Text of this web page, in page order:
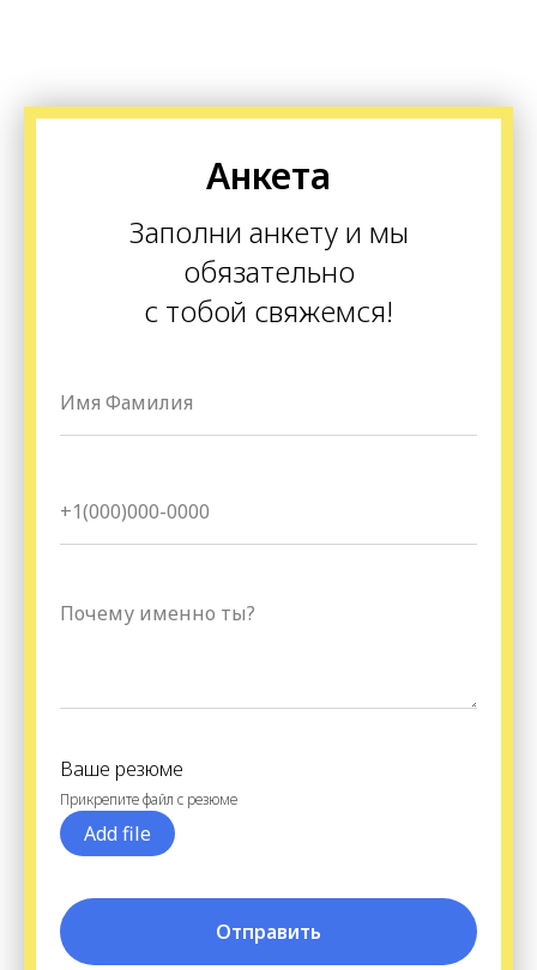
Анкета
Заполни анкету и мы
обязательно
с тобой свяжемся!
Ваше резюме
Прикрепите файл с резюме
Add file
Отправить